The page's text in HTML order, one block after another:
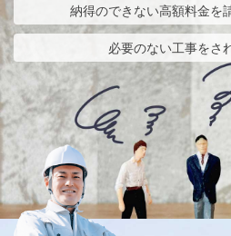
納得のできない高額料金を
必要のない工事をさ